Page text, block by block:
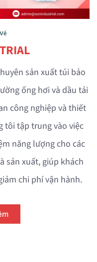
sản xuất túi bảo
ống hơi và dầu tải
công nghiệp và thiết
tôi tập trung vào việc
năng lượng cho các
sản xuất, giúp khách
chi phí vận hành.